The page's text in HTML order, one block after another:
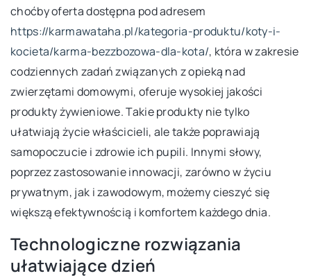
choćby oferta dostępna pod adresem
https://karmawataha.pl/kategoria-produktu/koty-i-
kocieta/karma-bezzbozowa-dla-kota/, która w zakresie
codziennych zadań związanych z opieką nad
zwierzętami domowymi, oferuje wysokiej jakości
produkty żywieniowe. Takie produkty nie tylko
ułatwiają życie właścicieli, ale także poprawiają
samopoczucie i zdrowie ich pupili. Innymi słowy,
poprzez zastosowanie innowacji, zarówno w życiu
prywatnym, jak i zawodowym, możemy cieszyć się
większą efektywnością i komfortem każdego dnia.
Technologiczne rozwiązania
ułatwiające dzień